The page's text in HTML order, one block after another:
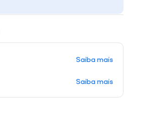
Saiba mais
Saiba mais